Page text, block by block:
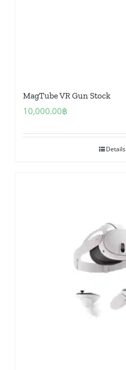
MagTube VR Gun Stock
10,000.00฿
Details